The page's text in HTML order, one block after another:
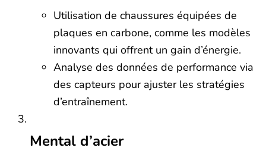
Utilisation de chaussures équipées de
plaques en carbone, comme les modèles
innovants qui offrent un gain d’énergie.
Analyse des données de performance via
des capteurs pour ajuster les stratégies
d’entraînement.
Mental d’acier